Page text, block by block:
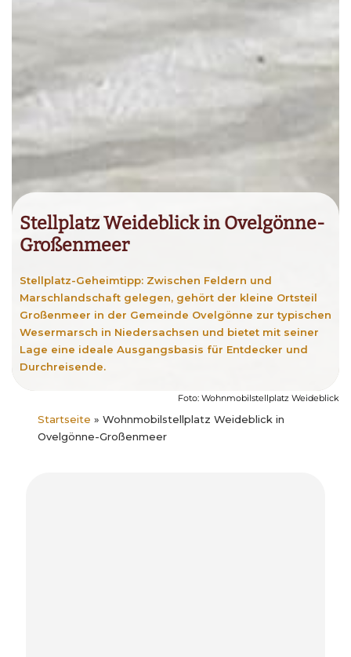
Stellplatz Weideblick in Ovelgönne-
Großenmeer
Stellplatz-Geheimtipp: Zwischen Feldern und
Marschlandschaft gelegen, gehört der kleine Ortsteil
Großenmeer in der Gemeinde Ovelgönne zur typischen
Wesermarsch in Niedersachsen und bietet mit seiner
Lage eine ideale Ausgangsbasis für Entdecker und
Durchreisende.
Foto: Wohnmobilstellplatz Weideblick
Startseite » Wohnmobilstellplatz Weideblick in
Ovelgönne-Großenmeer